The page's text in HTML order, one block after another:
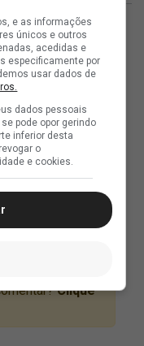
e as informações
únicos e outros
acedidas e
especificamente por
usar dados de
dados pessoais
pode opor gerindo
inferior desta
o
e cookies.